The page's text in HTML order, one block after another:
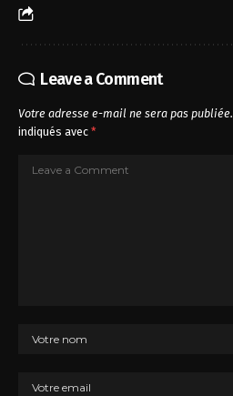
Leave a Comment
Votre adresse e-mail ne sera pas publiée.
indiqués avec *